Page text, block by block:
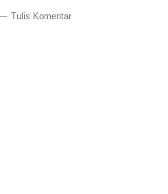
Tulis Komentar